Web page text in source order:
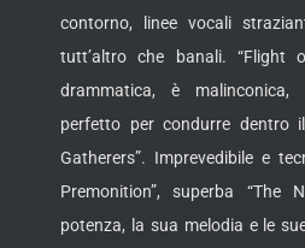
contorno, linee vocali
tutt’altro che banali. “Flight
drammatica, è
perfetto per condurre dentro il
Gatherers”. Imprevedibile e
Premonition”, superba “The
potenza, la sua melodia e le